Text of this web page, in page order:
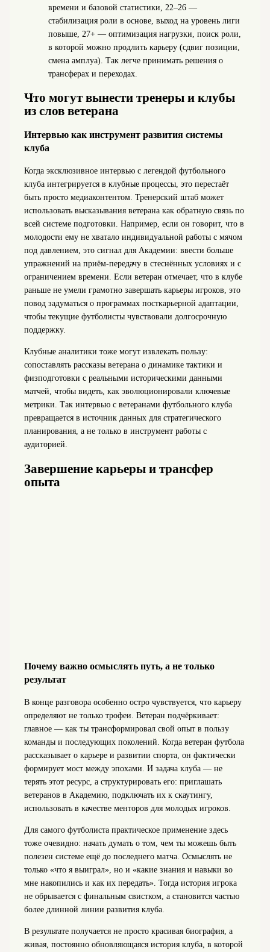
времени и базовой статистики, 22–26 —
стабилизация роли в основе, выход на уровень лиги
повыше, 27+ — оптимизация нагрузки, поиск роли,
в которой можно продлить карьеру (сдвиг позиции,
смена амплуа). Так легче принимать решения о
трансферах и переходах.
Что могут вынести тренеры и клубы
из слов ветерана
Интервью как инструмент развития системы
клуба
Когда эксклюзивное интервью с легендой футбольного
клуба интегрируется в клубные процессы, это перестаёт
быть просто медиаконтентом. Тренерский штаб может
использовать высказывания ветерана как обратную связь по
всей системе подготовки. Например, если он говорит, что в
молодости ему не хватало индивидуальной работы с мячом
под давлением, это сигнал для Академии: ввести больше
упражнений на приём-передачу в стеснённых условиях и с
ограничением времени. Если ветеран отмечает, что в клубе
раньше не умели грамотно завершать карьеры игроков, это
повод задуматься о программах посткарьерной адаптации,
чтобы текущие футболисты чувствовали долгосрочную
поддержку.
Клубные аналитики тоже могут извлекать пользу:
сопоставлять рассказы ветерана о динамике тактики и
физподготовки с реальными историческими данными
матчей, чтобы видеть, как эволюционировали ключевые
метрики. Так интервью с ветеранами футбольного клуба
превращается в источник данных для стратегического
планирования, а не только в инструмент работы с
аудиторией.
Завершение карьеры и трансфер
опыта
Почему важно осмыслять путь, а не только
результат
В конце разговора особенно остро чувствуется, что карьеру
определяют не только трофеи. Ветеран подчёркивает:
главное — как ты трансформировал свой опыт в пользу
команды и последующих поколений. Когда ветеран футбола
рассказывает о карьере и развитии спорта, он фактически
формирует мост между эпохами. И задача клуба — не
терять этот ресурс, а структурировать его: приглашать
ветеранов в Академию, подключать их к скаутингу,
использовать в качестве менторов для молодых игроков.
Для самого футболиста практическое применение здесь
тоже очевидно: начать думать о том, чем ты можешь быть
полезен системе ещё до последнего матча. Осмыслять не
только «что я выиграл», но и «какие знания и навыки во
мне накопились и как их передать». Тогда история игрока
не обрывается с финальным свистком, а становится частью
более длинной линии развития клуба.
В результате получается не просто красивая биография, а
живая, постоянно обновляющаяся история клуба, в которой